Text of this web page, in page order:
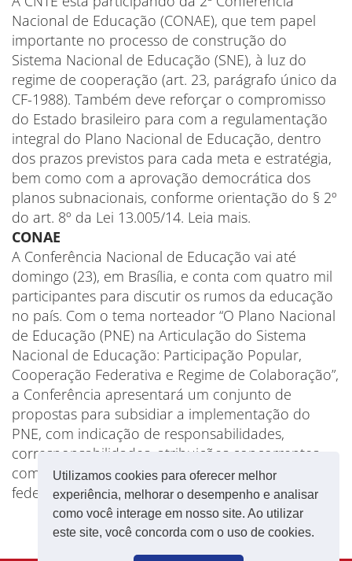
Utilizamos cookies para oferecer melhor
experiência, melhorar o desempenho e analisar
como você interage em nosso site. Ao utilizar
este site, você concorda com o uso de cookies.
Nacional de Educação (CONAE), que tem papel
importante no processo de construção do
Sistema Nacional de Educação (SNE), à luz do
regime de cooperação (art. 23, parágrafo único da
CF-1988). Também deve reforçar o compromisso
do Estado brasileiro para com a regulamentação
integral do Plano Nacional de Educação, dentro
dos prazos previstos para cada meta e estratégia,
bem como com a aprovação democrática dos
planos subnacionais, conforme orientação do § 2º
do art. 8º da Lei 13.005/14. Leia mais.
CONAE
A Conferência Nacional de Educação vai até
domingo (23), em Brasília, e conta com quatro mil
participantes para discutir os rumos da educação
no país. Com o tema norteador “O Plano Nacional
de Educação (PNE) na Articulação do Sistema
Nacional de Educação: Participação Popular,
Cooperação Federativa e Regime de Colaboração”,
a Conferência apresentará um conjunto de
propostas para subsidiar a implementação do
PNE, com indicação de responsabilidades,
corresponsabilidades, atribuições concorrentes,
complementares e colaborativas entre os entes
federados e os sistemas de ensino.